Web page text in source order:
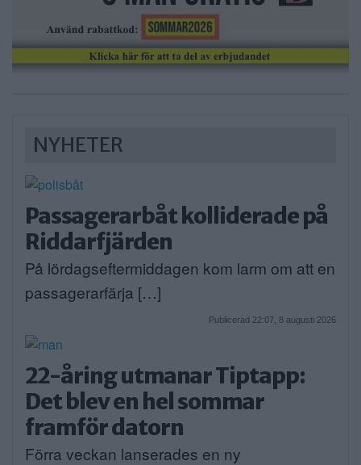
NYHETER
Passagerarbåt kolliderade på
Riddarfjärden
På lördagseftermiddagen kom larm om att en
passagerarfärja […]
Publicerad 22:07, 8 augusti 2026
22-åring utmanar Tiptapp:
Det blev en hel sommar
framför datorn
Förra veckan lanserades en ny